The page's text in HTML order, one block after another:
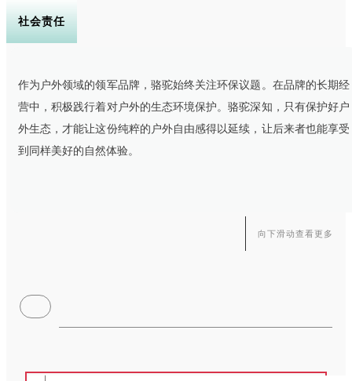
社会责任
作为户外领域的领军品牌，骆驼始终关注环保议题。在品牌的长期经
营中，积极践行着对户外的生态环境保护。骆驼深知，只有保护好户
外生态，才能让这份纯粹的户外自由感得以延续，让后来者也能享受
到同样美好的自然体验。
因此，骆驼倡导并使用环保材料，减少生产过程中的碳足迹；鼓励用
户在户外活动中采取低影响的方式，尊重自然，爱护环境，用实际行
向下滑动查看更多